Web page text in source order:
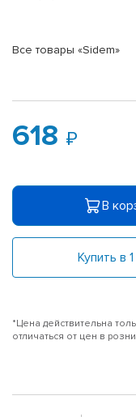
Все товары «Sidem»
618
В
Купить в
*Цена действительна
отличаться от цен в